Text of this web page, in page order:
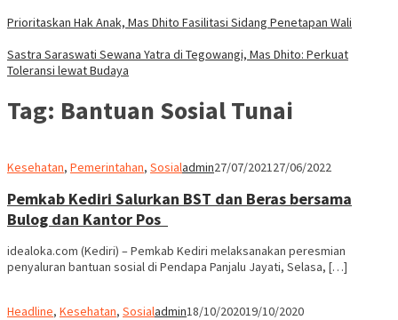
Prioritaskan Hak Anak, Mas Dhito Fasilitasi Sidang Penetapan Wali
Sastra Saraswati Sewana Yatra di Tegowangi, Mas Dhito: Perkuat
Toleransi lewat Budaya
Tag: Bantuan Sosial Tunai
Kesehatan, Pemerintahan, Sosialadmin27/07/202127/06/2022
Pemkab Kediri Salurkan BST dan Beras bersama
Bulog dan Kantor Pos
idealoka.com (Kediri) – Pemkab Kediri melaksanakan peresmian
penyaluran bantuan sosial di Pendapa Panjalu Jayati, Selasa, […]
Headline, Kesehatan, Sosialadmin18/10/202019/10/2020